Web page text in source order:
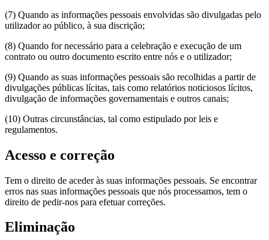
(7) Quando as informações pessoais envolvidas são divulgadas pelo
utilizador ao público, à sua discrição;
(8) Quando for necessário para a celebração e execução de um
contrato ou outro documento escrito entre nós e o utilizador;
(9) Quando as suas informações pessoais são recolhidas a partir de
divulgações públicas lícitas, tais como relatórios noticiosos lícitos,
divulgação de informações governamentais e outros canais;
(10) Outras circunstâncias, tal como estipulado por leis e
regulamentos.
Acesso e correção
Tem o direito de aceder às suas informações pessoais. Se encontrar
erros nas suas informações pessoais que nós processamos, tem o
direito de pedir-nos para efetuar correções.
Eliminação